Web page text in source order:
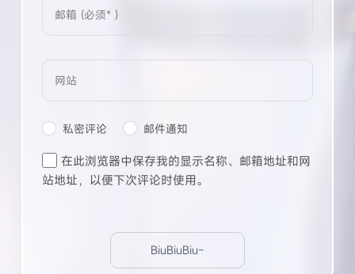
私密评论 邮件通知
在此浏览器中保存我的显示名称、邮箱地址和网
站地址，以便下次评论时使用。